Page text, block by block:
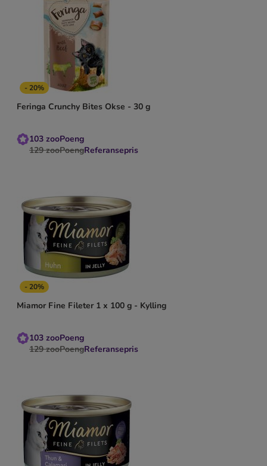
- 20%
Feringa Crunchy Bites Okse - 30 g
103 zooPoeng
129 zooPoengReferansepris
- 20%
Miamor Fine Fileter 1 x 100 g - Kylling
103 zooPoeng
129 zooPoengReferansepris